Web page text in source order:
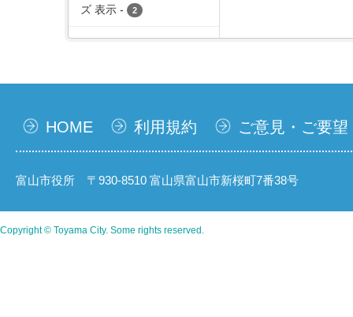
ズ 表示 - 2
HOME 利用規約 ご意見・ご要望
富山市役所 〒930-8510 富山県富山市新桜町7番38号
Copyright © Toyama City. Some rights reserved.